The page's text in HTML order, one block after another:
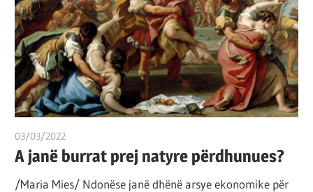
por
çështja
është
që
ta
shndërrosh
atë.
03/03/2022
A janë burrat prej natyre përdhunues?
/Maria Mies/ Ndonëse janë dhënë arsye ekonomike për